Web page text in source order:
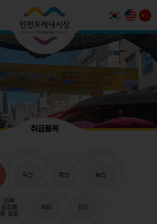
취급품목
수산 축산 농산
의류
화장품
및 잡화
식당 기타